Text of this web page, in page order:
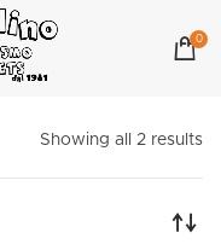
0
Showing all 2 results